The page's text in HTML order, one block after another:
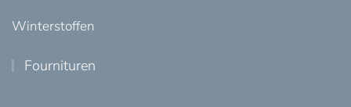
Winterstoffen
Fournituren